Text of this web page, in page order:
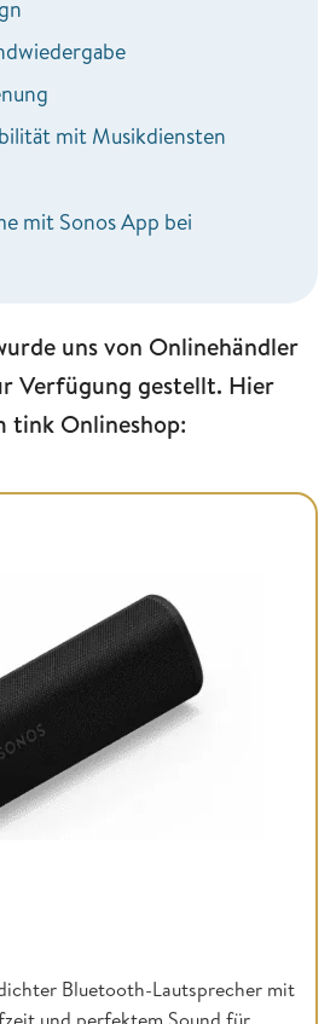
mit Musikdiensten
mit Sonos App bei
uns von Onlinehändler
Verfügung gestellt. Hier
tink Onlineshop:
Bluetooth-Lautsprecher mit